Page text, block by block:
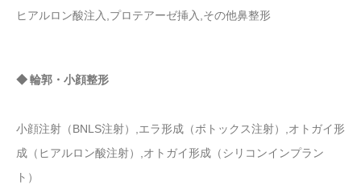
ヒアルロン酸注入,プロテアーゼ挿入,その他鼻整形
◆ 輪郭・小顔整形
小顔注射（BNLS注射）,エラ形成（ボトックス注射）,オトガイ形
成（ヒアルロン酸注射）,オトガイ形成（シリコンインプラン
ト）